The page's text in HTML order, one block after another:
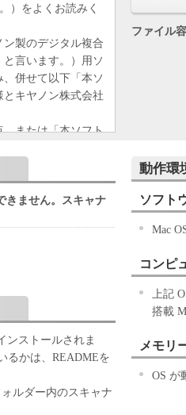
）をよくお読みく
製のデジタル複合
言います。）用ソ
併せて以下「本ソ
キヤノン株式会社
または「本ソフト
使用することはで
ために、「キヤノ
ンピューター（以
を使用（本契約書
セスすること、も
の非独占的権利を
ットワークを通じ
使用者に対して「本
ューターの使用者
履行に関し全責任を
ファイル
きません。スキャナ
ンストールされま
るかは、READMEを
ルダー内のスキャナ
動作環
ソフト
Mac
コンピ
上記
搭載
メモリ
OS が